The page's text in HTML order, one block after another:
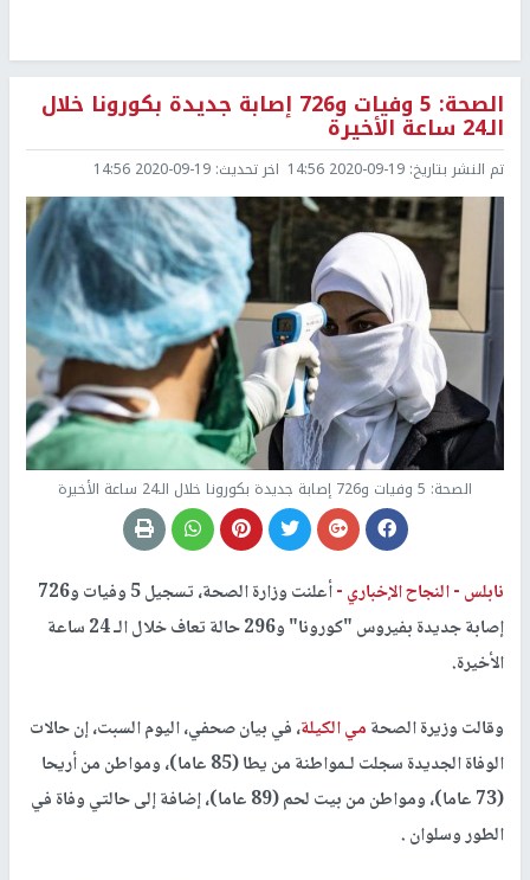
الصحة: 5 وفيات و726 إصابة جديدة بكورونا خلال
الـ24 ساعة الأخيرة
تم النشر بتاريخ: 2020-09-19 14:56 اخر تحديث: 2020-09-19 14:56
الصحة: 5 وفيات و726 إصابة جديدة بكورونا خلال الـ24 ساعة الأخيرة
نابلس -النجاح الإخباري -
أعلنت وزارة الصحة، تسجيل 5 وفيات و726
إصابة جديدة بفيروس "كورونا" و296 حالة تعاف خلال الـ 24 ساعة
الأخيرة.
وقالت وزيرة الصحةمي الكيلة، في بيان صحفي، اليوم السبت، إن حالات
الوفاة الجديدة سجلت لـمواطنة من يطا (85 عاما)، ومواطن من أريحا
(73 عاما)، ومواطن من بيت لحم (89 عاما)، إضافة إلى حالتي وفاة في
الطور وسلوان .